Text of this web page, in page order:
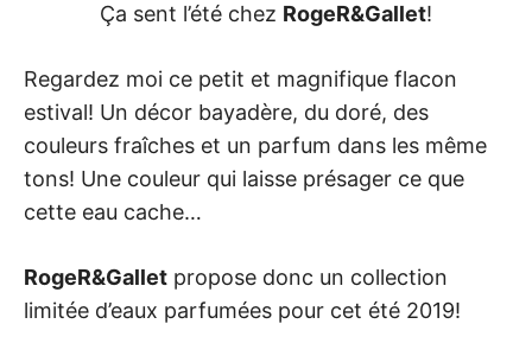
Ça sent l’été chez RogeR&Gallet!
Regardez moi ce petit et magnifique flacon
estival! Un décor bayadère, du doré, des
couleurs fraîches et un parfum dans les même
tons! Une couleur qui laisse présager ce que
cette eau cache…
RogeR&Gallet propose donc un collection
limitée d’eaux parfumées pour cet été 2019!